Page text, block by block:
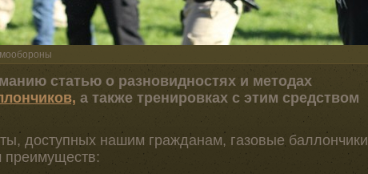
статью о разновидностях и методах
а также тренировках с этим средством
доступных нашим гражданам, газовые баллончики